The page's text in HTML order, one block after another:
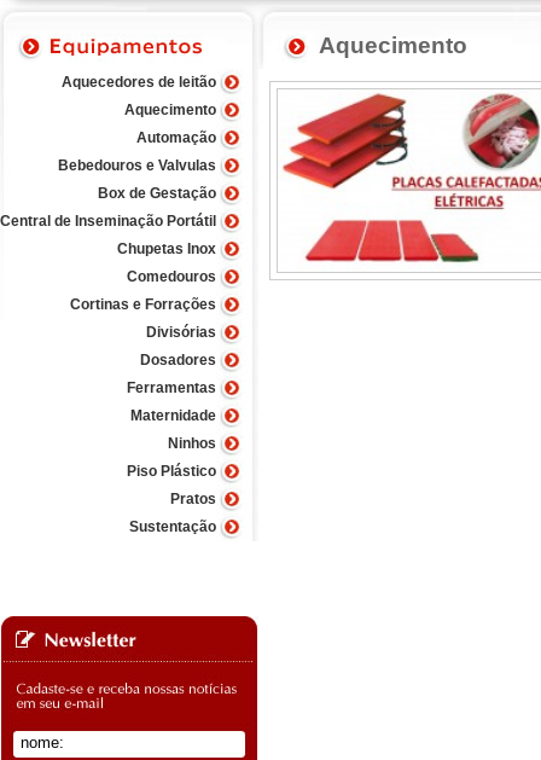
Aquecedores de leitão
Aquecimento
Automação
Bebedouros e Valvulas
Box de Gestação
Central de Inseminação Portátil
Chupetas Inox
Comedouros
Cortinas e Forrações
Divisórias
Dosadores
Ferramentas
Maternidade
Ninhos
Piso Plástico
Pratos
Sustentação
Aquecimento
Placas aquecidas Elétricas
Clique aqui para ver mais